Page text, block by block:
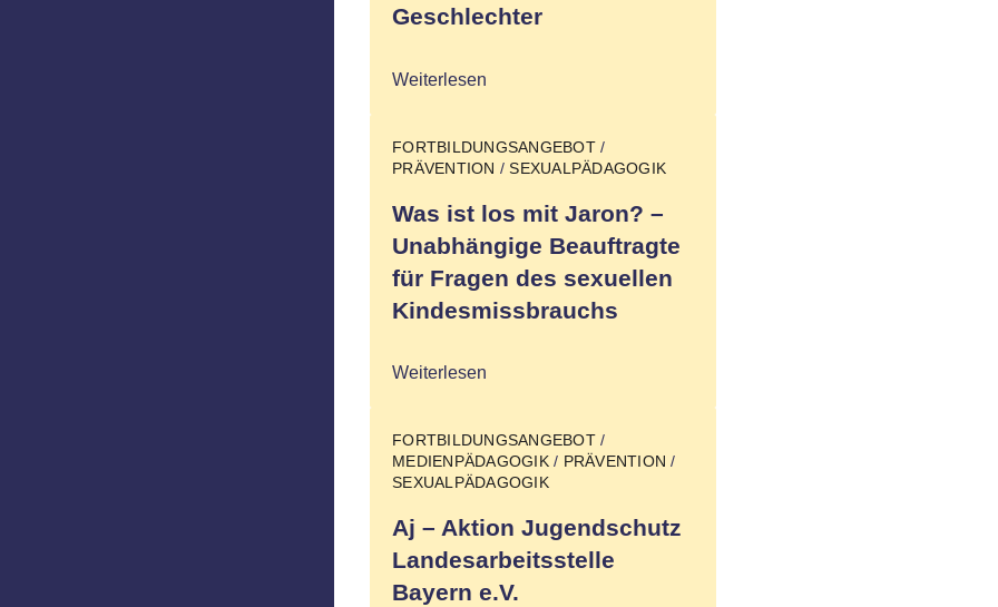
Geschlechter
Weiterlesen
FORTBILDUNGSANGEBOT/
PRÄVENTION /SEXUALPÄDAGOGIK
Was ist los mit Jaron? –
Unabhängige Beauftragte
für Fragen des sexuellen
Kindesmissbrauchs
Weiterlesen
FORTBILDUNGSANGEBOT/
MEDIENPÄDAGOGIK/ PRÄVENTION /
SEXUALPÄDAGOGIK
Aj – Aktion Jugendschutz
Landesarbeitsstelle
Bayern e.V.